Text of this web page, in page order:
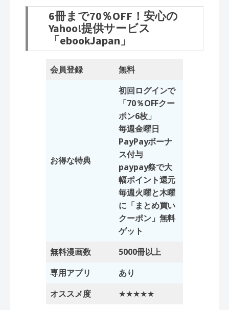
6冊まで70％OFF！安心の
Yahoo!提供サービス
「ebookJapan」
会員登録 無料
お得な特典
初回ログインで
「70％OFFクー
ポン6枚」
毎週金曜日
PayPayボーナ
ス付与
paypay祭で大
幅ポイント還元
毎週火曜と木曜
に「まとめ買い
クーポン」無料
ゲット
無料漫画数
5000冊以上
専用アプリ
あり
オススメ度
★★★★★